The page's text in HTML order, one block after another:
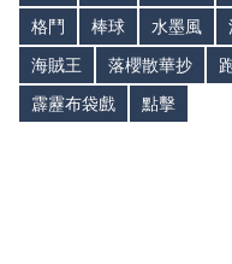
格鬥
棒球 水墨風
海賊王
落櫻散華抄
霹靂布袋戲
點擊